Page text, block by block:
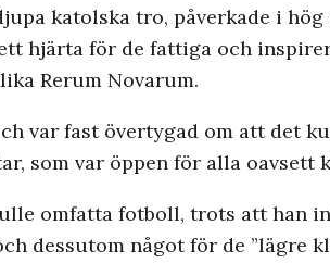
katolska tro, påverkade i
hjärta för de fattiga och
Rerum Novarum.
var fast övertygad om att det
som var öppen för alla oavsett
omfatta fotboll, trots att han
dessutom något för de ”lägre